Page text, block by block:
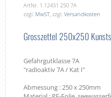
ArtNr. 1.12431 250 7A
zzgl. MwST, zzgl.Versandkosten
Grosszettel 250x250
Gefahrgutklasse 7A
"radioaktiv 7A / Kat I"
Abmessung : 250 x 250mm